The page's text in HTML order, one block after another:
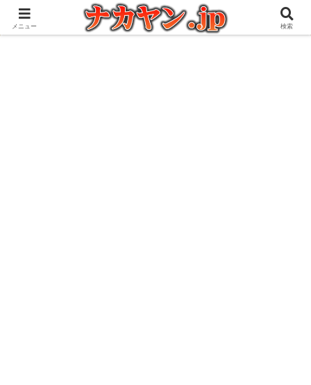
アウトドアとガジェット好きな管理人の愉快な日々を綴るブログ
メニュー 検索